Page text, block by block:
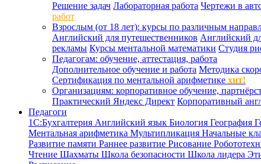
Решение задач Лабораторная работа Чертежи в
работ
Взрослым (от 18 лет): курсы по различным
Английский для путешественников Английский
рекламы Курсы ментальной математики Студия
Педагогам: обучение, аттестация, работа
Дополнительное обучение и работа Методика
Сертификация по ментальной арифметике хит!
Организациям: корпоративное обучение,
Практический Яндекс Директ Корпоративный
Педагоги
1С:Бухгалтерия Английский язык Биология География
Ментальная арифметика Мультипликация Начальные
Развитие памяти Раннее развитие Рисование
Чтение Шахматы Школа безопасности Школа лидера